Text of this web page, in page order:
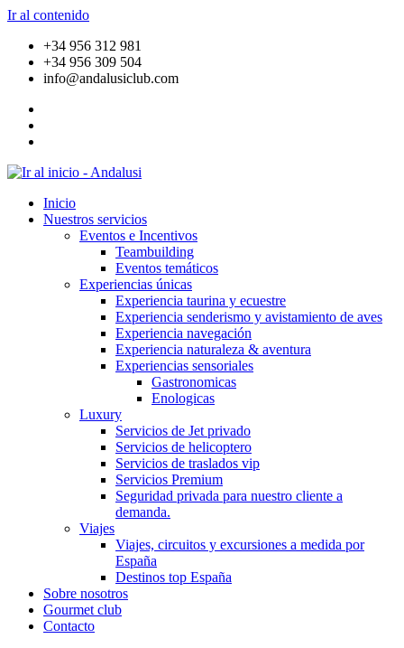
Ir al contenido
+34 956 312 981
+34 956 309 504
info@andalusiclub.com
Inicio
Nuestros servicios
Eventos e Incentivos
Teambuilding
Eventos temáticos
Experiencias únicas
Experiencia taurina y ecuestre
Experiencia senderismo y avistamiento de aves
Experiencia navegación
Experiencia naturaleza & aventura
Experiencias sensoriales
Gastronomicas
Enologicas
Luxury
Servicios de Jet privado
Servicios de helicoptero
Servicios de traslados vip
Servicios Premium
Seguridad privada para nuestro cliente a
demanda.
Viajes
Viajes, circuitos y excursiones a medida por
España
Destinos top España
Sobre nosotros
Gourmet club
Contacto